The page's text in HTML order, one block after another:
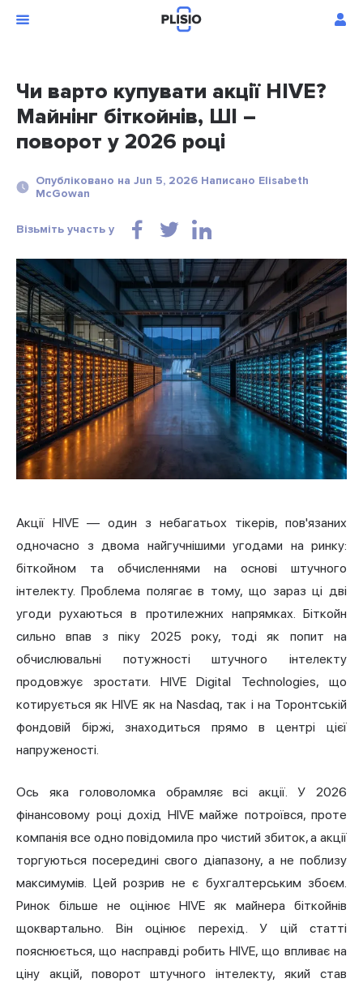
Чи варто купувати акції HIVE?
Майнінг біткойнів, ШІ –
поворот у 2026 році
Опубліковано на Jun 5, 2026 Написано Elisabeth
McGowan
Візьміть участь у
Акції HIVE — один з небагатьох тікерів, пов'язаних
одночасно з двома найгучнішими угодами на ринку:
біткойном та обчисленнями на основі штучного
інтелекту. Проблема полягає в тому, що зараз ці дві
угоди рухаються в протилежних напрямках. Біткойн
сильно впав з піку 2025 року, тоді як попит на
обчислювальні потужності штучного інтелекту
продовжує зростати. HIVE Digital Technologies, що
котирується як HIVE як на Nasdaq, так і на Торонтській
фондовій біржі, знаходиться прямо в центрі цієї
напруженості.
Ось яка головоломка обрамляє всі акції. У 2026
фінансовому році дохід HIVE майже потроївся, проте
компанія все одно повідомила про чистий збиток, а акції
торгуються посередині свого діапазону, а не поблизу
максимумів. Цей розрив не є бухгалтерським збоєм.
Ринок більше не оцінює HIVE як майнера біткойнів
щоквартально. Він оцінює перехід. У цій статті
пояснюється, що насправді робить HIVE, що впливає на
ціну акцій, поворот штучного інтелекту, який став